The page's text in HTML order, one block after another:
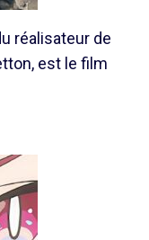
réalisateur de
est le film